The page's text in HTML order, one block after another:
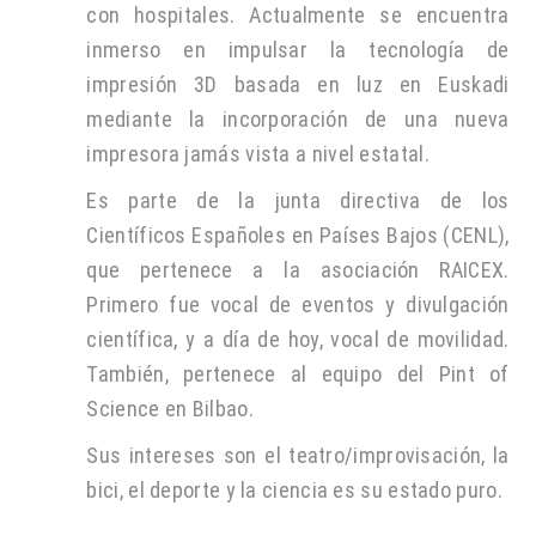
con hospitales. Actualmente se encuentra
inmerso en impulsar la tecnología de
impresión 3D basada en luz en Euskadi
mediante la incorporación de una nueva
impresora jamás vista a nivel estatal.
Es parte de la junta directiva de los
Científicos Españoles en Países Bajos (CENL),
que pertenece a la asociación RAICEX.
Primero fue vocal de eventos y divulgación
científica, y a día de hoy, vocal de movilidad.
También, pertenece al equipo del Pint of
Science en Bilbao.
Sus intereses son el teatro/improvisación, la
bici, el deporte y la ciencia es su estado puro.